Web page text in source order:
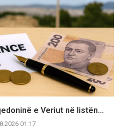
e Veriut në listën...
01:17